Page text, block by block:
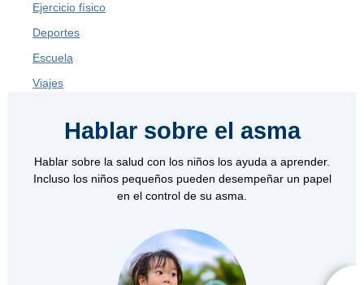
Ejercicio físico
Deportes
Escuela
Viajes
Hablar sobre el asma
Hablar sobre la salud con los niños los ayuda a aprender.
Incluso los niños pequeños pueden desempeñar un papel
en el control de su asma.